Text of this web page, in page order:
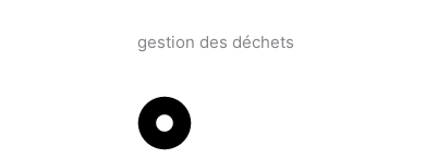
gestion des déchets